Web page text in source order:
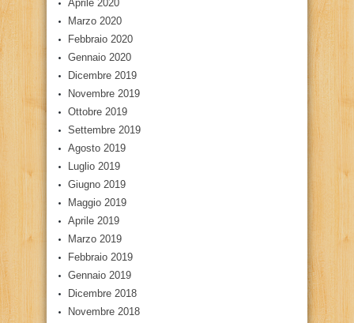
Aprile 2020
Marzo 2020
Febbraio 2020
Gennaio 2020
Dicembre 2019
Novembre 2019
Ottobre 2019
Settembre 2019
Agosto 2019
Luglio 2019
Giugno 2019
Maggio 2019
Aprile 2019
Marzo 2019
Febbraio 2019
Gennaio 2019
Dicembre 2018
Novembre 2018